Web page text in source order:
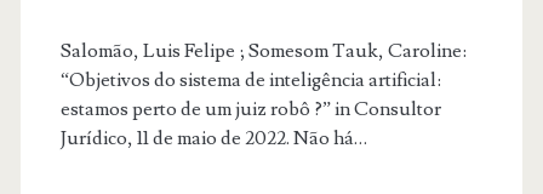
Salomão, Luis Felipe ; Somesom Tauk, Caroline:
“Objetivos do sistema de inteligência artificial:
estamos perto de um juiz robô ?” in Consultor
Jurídico, 11 de maio de 2022. Não há…